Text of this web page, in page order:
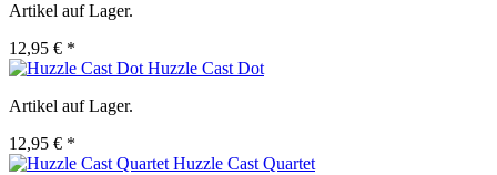
Artikel auf Lager.
12,95 € *
Huzzle Cast Dot
Artikel auf Lager.
12,95 € *
Huzzle Cast Quartet